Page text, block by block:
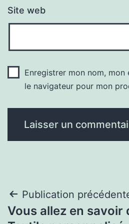
Site web
Enregistrer mon nom,
le navigateur pour mon
Navigation
Publication
Vous allez en savoir